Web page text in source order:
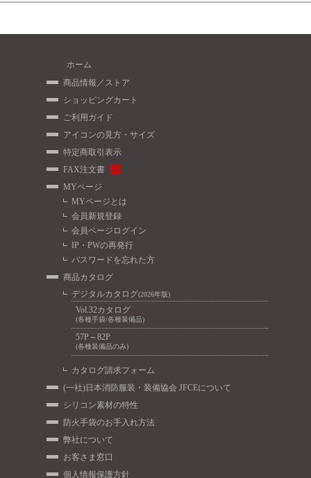
ホーム
商品情報／ストア
ショッピングカート
ご利用ガイド
アイコンの見方・サイズ
特定商取引表示
FAX注文書
MYページ
MYページとは
会員新規登録
会員ページログイン
IP・PWの再発行
パスワードを忘れた方
商品カタログ
デジタルカタログ(2026年版)
Vol.32カタログ
(各種手袋/各種装備品)
57P～82P
(各種装備品のみ)
カタログ請求フォーム
(一社)日本消防服装・装備協会 JFCEについて
シリコン素材の特性
防火手袋のお手入れ方法
弊社について
お客さま窓口
個人情報保護方針